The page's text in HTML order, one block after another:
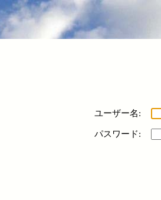
ユーザー名:
パスワード: